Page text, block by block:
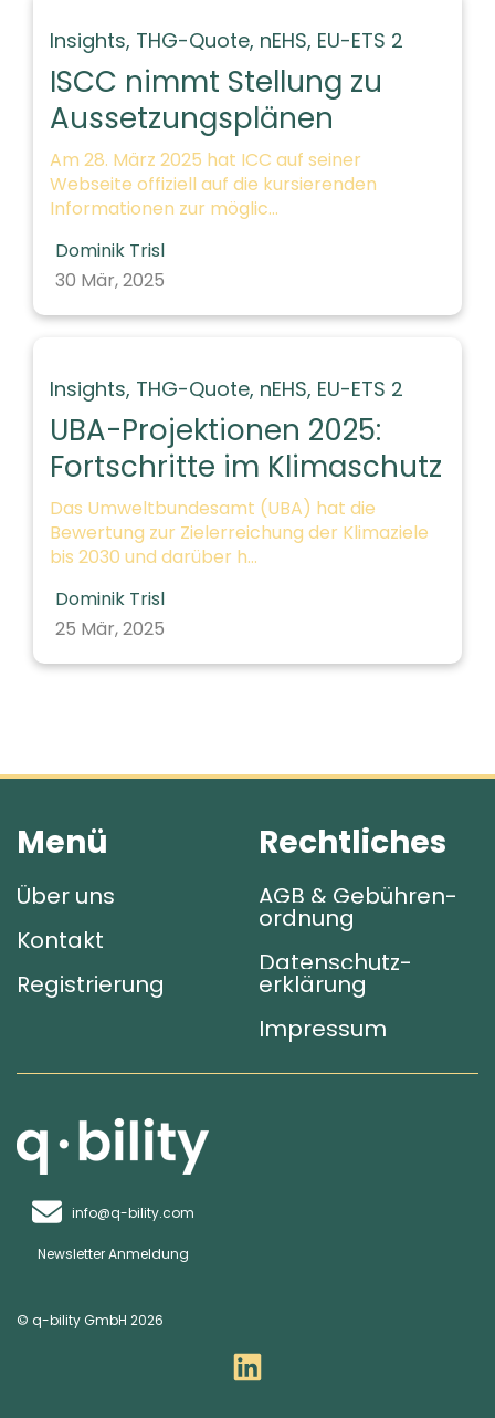
Insights, THG-Quote, nEHS, EU-ETS 2
ISCC nimmt Stellung zu
Aussetzungsplänen
Am 28. März 2025 hat ICC auf seiner
Webseite offiziell auf die kursierenden
Informationen zur möglic...
Dominik Trisl
30 Mär, 2025
Insights, THG-Quote, nEHS, EU-ETS 2
UBA-Projektionen 2025:
Fortschritte im Klimaschutz
Das Umweltbundesamt (UBA) hat die
Bewertung zur Zielerreichung der Klimaziele
bis 2030 und darüber h...
Dominik Trisl
25 Mär, 2025
Menü
Über uns
Kontakt
Registrierung
Rechtliches
AGB & Gebühren­
ordnung
Datenschutz­
erklärung
Impressum
info@q-bility.com
Newsletter Anmeldung
© q-bility GmbH 2026